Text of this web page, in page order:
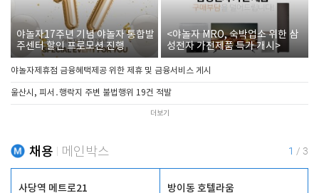
야놀자17주년 기념 야놀자 통합발
주센터 할인 프로모션 진행
<야놀자 MRO, 숙박업소 위한 삼
성전자 가전제품 특가 개시>
야놀자제휴점 금융혜택제공 위한 제휴 및 금융서비스 게시
울산시, 피서․행락지 주변 불법행위 19건 적발
더보기
채용 메인박스 1 / 3
사당역 메트로21 방이동 호텔라움